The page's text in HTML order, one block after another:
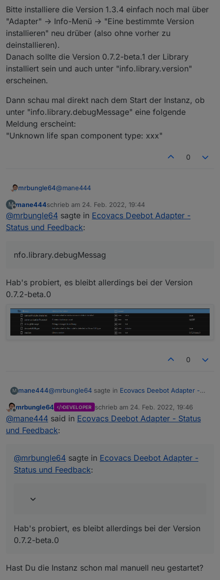
Datenpunkte für die Zubehörnutzung:
Dar Adapter zeigt nur die ersten drei:
Bitte installiere die Version 1.3.4 einfach noch mal über
"Adapter" -> Info-Menü -> "Eine bestimmte Version
installieren" neu drüber (also ohne vorher zu
deinstallieren).
Danach sollte die Version 0.7.2-beta.1 der Library
installiert sein und auch unter "info.library.version"
erscheinen.
Dann schau mal direkt nach dem Start der Instanz, ob
unter "info.library.debugMessage" eine folgende
Meldung erscheint:
"Unknown life span component type: xxx"
0
mrbungle64@mane444
Ich hatte eben noch eine andere Idee um an
"Andere Bauteile" zu kommen.
Bitte installiere die Version 1.3.4 einfach noch mal
zu deinstallieren).
"info.library.version" erscheinen.
ob unter "info.library.debugMessage" eine
M
Offline
mane444schrieb am 24. Feb. 2022, 19:44
zuletzt editiert von
@mrbungle64 sagte in Ecovacs Deebot Adapter -
Status und Feedback:
nfo.library.debugMessag
Hab's probiert, es bleibt allerdings bei der Version
0.7.2-beta.0
0
M mane444@mrbungle64 sagte in Ecovacs Deebot Adapter -
nfo.library.debugMessag
mrbungle64 DEVELOPER schrieb am 24. Feb. 2022, 19:46
zuletzt editiert von
@mane444 said in Ecovacs Deebot Adapter - Status
und Feedback:
@mrbungle64 sagte in Ecovacs Deebot Adapter -
Status und Feedback:
Hab's probiert, es bleibt allerdings bei der Version
0.7.2-beta.0
Hast Du die Instanz schon mal manuell neu gestartet?